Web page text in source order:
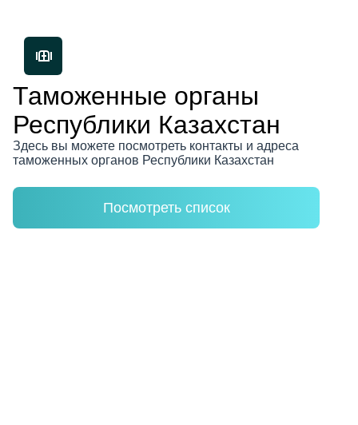
Таможенные органы
Республики Казахстан
Здесь вы можете посмотреть контакты и адреса
таможенных органов Республики Казахстан
Посмотреть список